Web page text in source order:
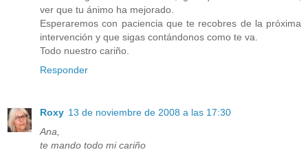
ver que tu ánimo ha mejorado.
Esperaremos con paciencia que te recobres de la próxima
intervención y que sigas contándonos como te va.
Todo nuestro cariño.
Responder
Roxy 13 de noviembre de 2008 a las 17:30
Ana,
te mando todo mi cariño